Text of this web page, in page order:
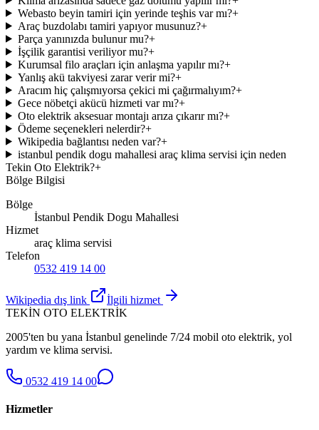
Webasto beyin tamiri için yerinde teşhis var mı?+
Araç buzdolabı tamiri yapıyor musunuz?+
Parça yanınızda bulunur mu?+
İşçilik garantisi veriliyor mu?+
Kurumsal filo araçları için anlaşma yapılır mı?+
Yanlış akü takviyesi zarar verir mi?+
Aracım hiç çalışmıyorsa çekici mi çağırmalıyım?+
Gece nöbetçi akücü hizmeti var mı?+
Oto elektrik aksesuar montajı arıza çıkarır mı?+
Ödeme seçenekleri nelerdir?+
Wikipedia bağlantısı neden var?+
istanbul pendik dogu mahallesi araç klima servisi için neden
Tekin Oto Elektrik?+
Bölge Bilgisi
Bölge
İstanbul Pendik Dogu Mahallesi
Hizmet
araç klima servisi
Telefon
0532 419 14 00
Wikipedia dış link
İlgili hizmet
TEKİN OTO ELEKTRİK
2005'ten bu yana İstanbul genelinde 7/24 mobil oto elektrik, yol
yardım ve klima servisi.
0532 419 14 00
Hizmetler